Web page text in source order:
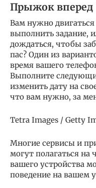
Прыжок вперед
Вам нужно
выполнить задание,
дождаться, чтобы
пас? Один из
время вашего
Выполните
изменить дату на
что вам нужно, за
Tetra Images / Getty
Многие сервисы и
могут полагаться на
вашего устройства
поведение на вашем